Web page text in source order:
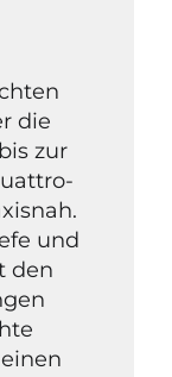
die
zur
und
den